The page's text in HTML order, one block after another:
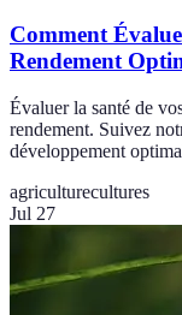
Comment
Rendement
Évaluer la santé de
rendement. Suivez
développement
agriculturecultures
Jul 27